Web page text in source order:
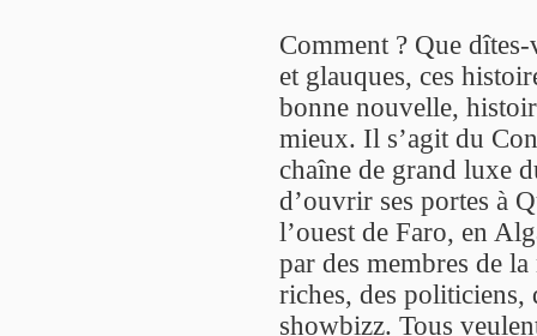
Comment ? Que
et glauques, ces
bonne nouvelle,
mieux. Il s’agit du
chaîne de grand luxe
d’ouvrir ses portes à
l’ouest de Faro, en
par des membres de
riches, des politiciens,
showbizz. Tous